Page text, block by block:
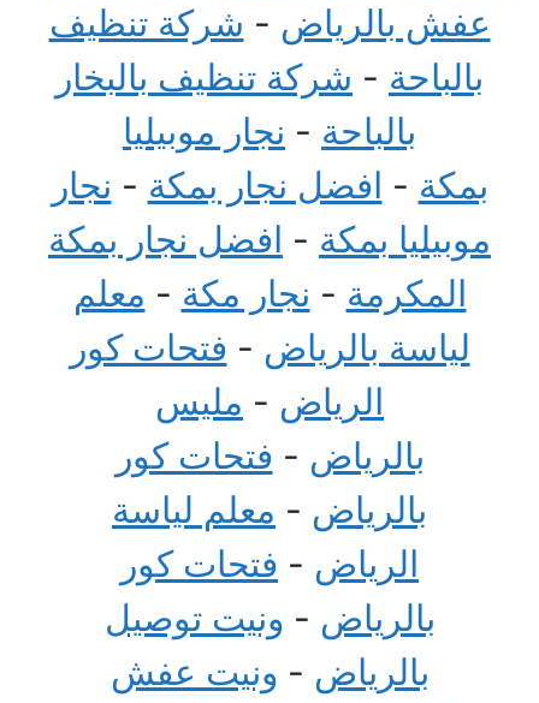
عفش بالرياض - شركة تنظيف
بالباحة - شركة تنظيف بالبخار
بالباحة - نجار موبيليا
بمكة - افضل نجار بمكة - نجار
موبيليا بمكة - افضل نجار بمكة
المكرمة - نجار مكة - معلم
لياسة بالرياض - فتحات كور
الرياض - مليس
بالرياض - فتحات كور
بالرياض - معلم لياسة
الرياض - فتحات كور
بالرياض - ونيت توصيل
بالرياض - ونيت عفش